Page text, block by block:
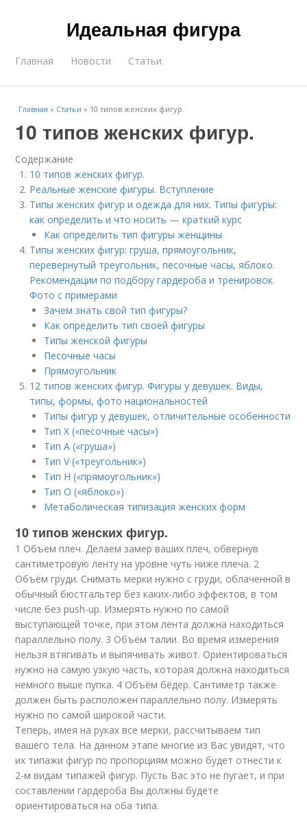
Идеальная фигура
Главная Новости Статьи
Главная » Статьи » 10 типов женских фигур.
10 типов женских фигур.
Содержание
10 типов женских фигур.
Реальные женские фигуры. Вступление
Типы женских фигур и одежда для них. Типы фигуры:
как определить и что носить — краткий курс
Как определить тип фигуры женщины
Типы женских фигур: груша, прямоугольник,
перевернутый треугольник, песочные часы, яблоко.
Рекомендации по подбору гардероба и тренировок.
Фото с примерами
Зачем знать свой тип фигуры?
Как определить тип своей фигуры
Типы женской фигуры
Песочные часы
Прямоугольник
12 типов женских фигур. Фигуры у девушек. Виды,
типы, формы, фото национальностей
Типы фигур у девушек, отличительные особенности
Тип Х («песочные часы»)
Тип А («груша»)
Тип V («треугольник»)
Тип Н («прямоугольник»)
Тип О («яблоко»)
Метаболическая типизация женских форм
10 типов женских фигур.
1 Объем плеч. Делаем замер ваших плеч, обвернув
сантиметровую ленту на уровне чуть ниже плеча. 2
Объём груди. Снимать мерки нужно с груди, облаченной в
обычный бюстгальтер без каких-либо эффектов, в том
числе без push-up. Измерять нужно по самой
выступающей точке, при этом лента должна находиться
параллельно полу. 3 Объём талии. Во время измерения
нельзя втягивать и выпячивать живот. Ориентироваться
нужно на самую узкую часть, которая должна находиться
немного выше пупка. 4 Объём бёдер. Сантиметр также
должен быть расположен параллельно полу. Измерять
нужно по самой широкой части.
Теперь, имея на руках все мерки, рассчитываем тип
вашего тела. На данном этапе многие из Вас увидят, что
их типажи фигур по пропорциям можно будет отнести к
2-м видам типажей фигур. Пусть Вас это не пугает, и при
составлении гардероба Вы должны будете
ориентироваться на оба типа.